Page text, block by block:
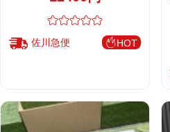
佐川急便 HOT